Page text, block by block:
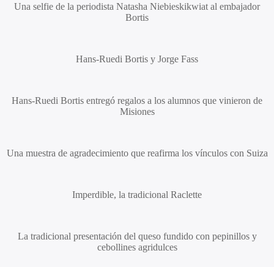
Una selfie de la periodista Natasha Niebieskikwiat al embajador
Bortis
Hans-Ruedi Bortis y Jorge Fass
Hans-Ruedi Bortis entregó regalos a los alumnos que vinieron de
Misiones
Una muestra de agradecimiento que reafirma los vínculos con Suiza
Imperdible, la tradicional Raclette
La tradicional presentación del queso fundido con pepinillos y
cebollines agridulces